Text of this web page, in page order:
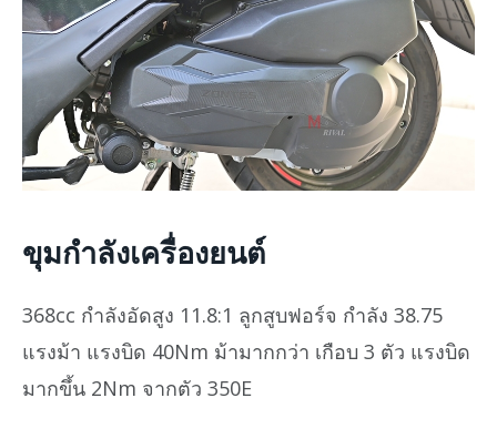
ขุมกำลังเครื่องยนต์
368cc กำลังอัดสูง 11.8:1 ลูกสูบฟอร์จ กำลัง 38.75
แรงม้า แรงบิด 40Nm ม้ามากกว่า เกือบ 3 ตัว แรงบิด
มากขึ้น 2Nm จากตัว 350E